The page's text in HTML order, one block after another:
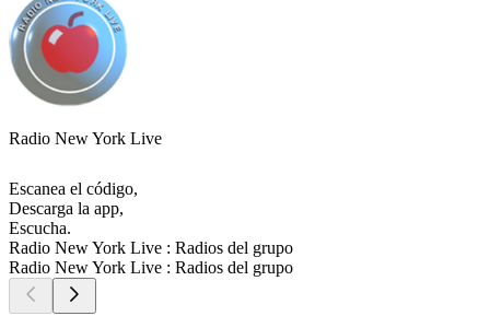
Radio New York Live
Escanea el código,
Descarga la app,
Escucha.
Radio New York Live : Radios del grupo
Radio New York Live : Radios del grupo